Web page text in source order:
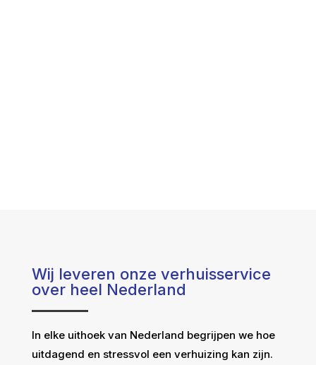
Wij leveren onze verhuisservice
over heel Nederland
In elke uithoek van Nederland begrijpen we hoe
uitdagend en stressvol een verhuizing kan zijn.